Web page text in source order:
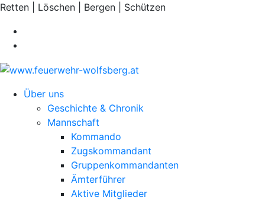
Retten | Löschen | Bergen | Schützen
Über uns
Geschichte & Chronik
Mannschaft
Kommando
Zugskommandant
Gruppenkommandanten
Ämterführer
Aktive Mitglieder